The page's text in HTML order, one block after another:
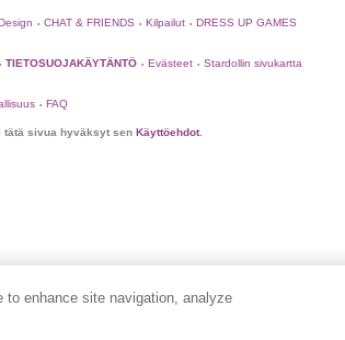
• CHAT & FRIENDS • Kilpailut • DRESS UP GAMES
• TIETOSUOJAKÄYTÄNTÖ • Evästeet • Stardollin sivukartta
• FAQ
tätä sivua hyväksyt sen Käyttöehdot.
to enhance site navigation, analyze